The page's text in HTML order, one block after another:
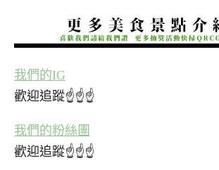
我們的IG
歡迎追蹤☝☝☝
我們的粉絲團
歡迎追蹤☝☝☝